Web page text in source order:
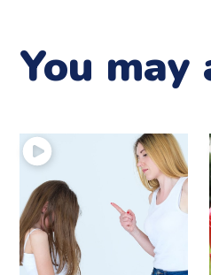
You
9 – Et si nous parlions
de l’autorité ?